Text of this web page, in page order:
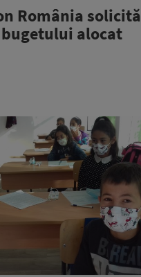
România solicită
alocat